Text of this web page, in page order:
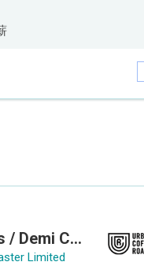
廚師 Commis / Demi Chef (全職/ 兼職) (工作地點:中環)
Limited